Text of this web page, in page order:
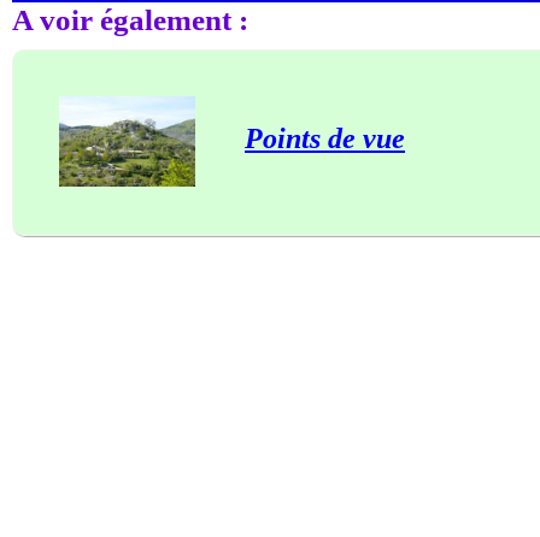
A voir également :
Points de vue